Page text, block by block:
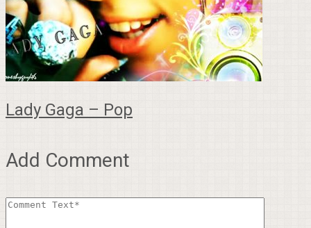
Lady Gaga – Pop
Add Comment